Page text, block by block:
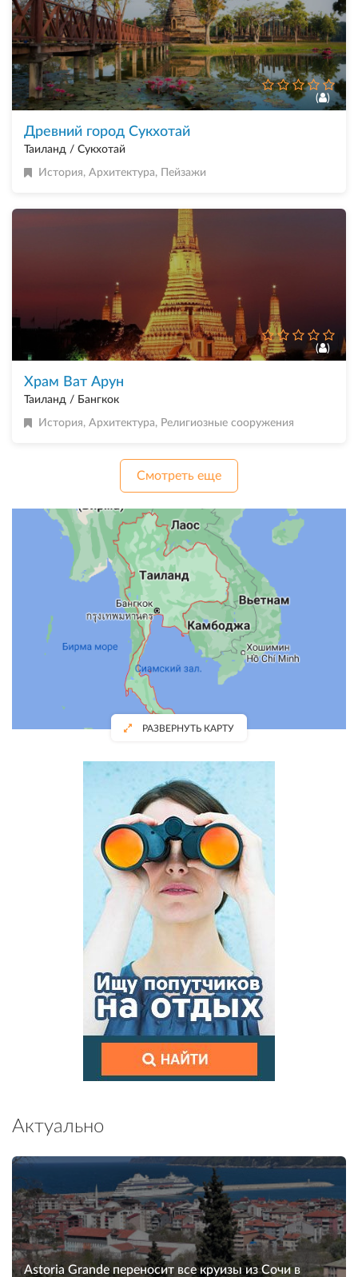
( )
Древний город Сукхотай
Таиланд / Сукхотай
История, Архитектура, Пейзажи
( )
Храм Ват Арун
Таиланд / Бангкок
История, Архитектура, Религиозные сооружения
Смотреть еще
РАЗВЕРНУТЬ КАРТУ
Актуально
Astoria Grande переносит все круизы из Сочи в